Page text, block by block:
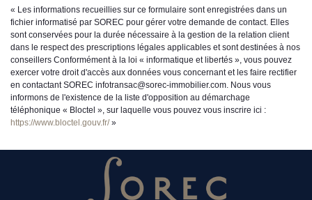
« Les informations recueillies sur ce formulaire sont enregistrées dans un
fichier informatisé par SOREC pour gérer votre demande de contact. Elles
sont conservées pour la durée nécessaire à la gestion de la relation client
dans le respect des prescriptions légales applicables et sont destinées à nos
conseillers Conformément à la loi « informatique et libertés », vous pouvez
exercer votre droit d'accès aux données vous concernant et les faire rectifier
en contactant SOREC infotransac@sorec-immobilier.com. Nous vous
informons de l'existence de la liste d'opposition au démarchage
téléphonique « Bloctel », sur laquelle vous pouvez vous inscrire ici :
https://www.bloctel.gouv.fr/»